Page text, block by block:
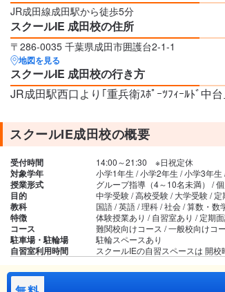
JR成田線成田駅から徒歩5分
スクールIE 成田校の住所
〒286-0035 千葉県成田市囲護台2-1-1
地図を見る
スクールIE 成田校の行き方
JR成田駅西口より｢重兵衛ｽﾎﾟｰﾂﾌｨｰﾙﾄﾞ中
スクールIE成田校の概要
受付時間 14:00～21:30 ※日祝定休
対象学年 小学1年生 / 小学2年生 / 小学3年
授業形式 グループ指導（4～10名未満） /
目的 中学受験 / 高校受験 / 大学受験 /
教科 国語 / 英語 / 理科 / 社会 / 算数・数
特徴 体験授業あり / 自習室あり / 定期
コース 難関校向けコース / 一般校向けコ
駐車場・駐輪場 駐輪スペースあり
自習室利用時間 スクールIEの自習スペースは 開